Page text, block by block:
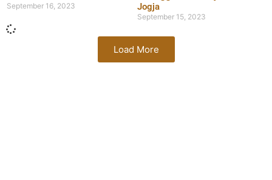
September 16, 2023
Jogja
September 15, 2023
Load More